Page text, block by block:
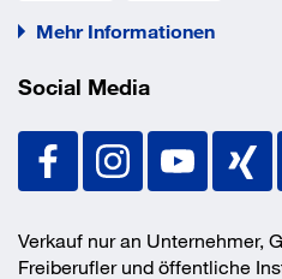
Mehr Informationen
Social Media
Verkauf nur an Unternehmer,
Freiberufler und öffentliche